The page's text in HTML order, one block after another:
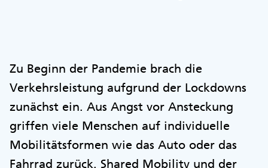
Zu Beginn der Pandemie brach die
Verkehrsleistung aufgrund der Lockdowns
zunächst ein. Aus Angst vor Ansteckung
griffen viele Menschen auf individuelle
Mobilitätsformen wie das Auto oder das
Fahrrad zurück. Shared Mobility und der